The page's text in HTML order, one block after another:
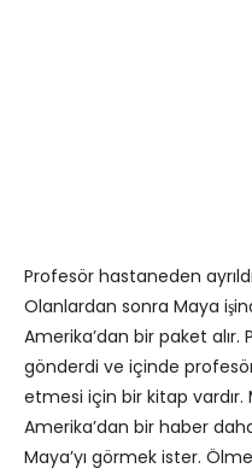
Profesör hastaneden
Olanlardan sonra Maya
Amerika’dan bir paket
gönderdi ve içinde
etmesi için bir kitap vardır.
Amerika’dan bir haber
Maya’yı görmek ister.